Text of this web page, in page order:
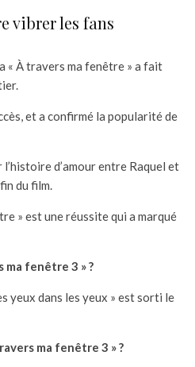
vibrer les fans
« À travers ma fenêtre » a fait
et a confirmé la popularité de
d’amour entre Raquel et
du film.
» est une réussite qui a marqué
ma fenêtre 3 » ?
yeux dans les yeux » est sorti le
ma fenêtre 3 » ?